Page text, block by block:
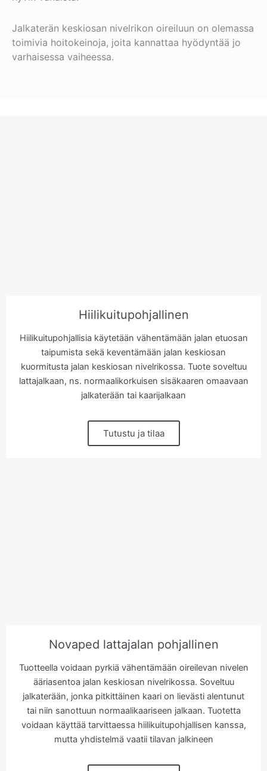
Jalkaterän keskiosan nivelrikon oireiluun on olemassa
toimivia hoitokeinoja, joita kannattaa hyödyntää jo
varhaisessa vaiheessa.
Hiilikuitupohjallinen
Hiilikuitupohjallisia käytetään vähentämään jalan etuosan
taipumista sekä keventämään jalan keskiosan
kuormitusta jalan keskiosan nivelrikossa. Tuote soveltuu
lattajalkaan, ns. normaalikorkuisen sisäkaaren omaavaan
jalkaterään tai kaarijalkaan
Tutustu ja tilaa
Novaped lattajalan pohjallinen
Tuotteella voidaan pyrkiä vähentämään oireilevan nivelen
ääriasentoa jalan keskiosan nivelrikossa. Soveltuu
jalkaterään, jonka pitkittäinen kaari on lievästi alentunut
tai niin sanottuun normaalikaariseen jalkaan. Tuotetta
voidaan käyttää tarvittaessa hiilikuitupohjallisen kanssa,
mutta yhdistelmä vaatii tilavan jalkineen